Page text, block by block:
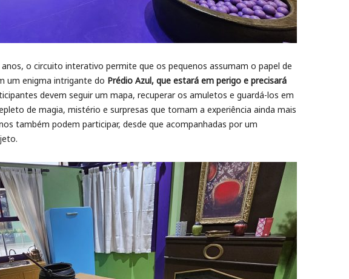
o circuito interativo permite que os pequenos assumam o papel de
um enigma intrigante do Prédio Azul, que estará em perigo e precisará
devem seguir um mapa, recuperar os amuletos e guardá-los em
de magia, mistério e surpresas que tornam a experiência ainda mais
também podem participar, desde que acompanhadas por um